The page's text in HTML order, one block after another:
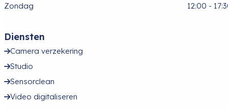
Zondag
12:00 -
Diensten
Camera verzekering
Studio
Sensorclean
Video digitaliseren